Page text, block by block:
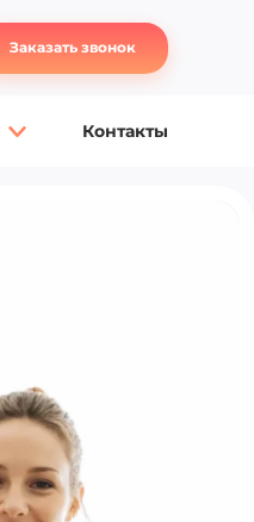
Заказать звонок
Контакты